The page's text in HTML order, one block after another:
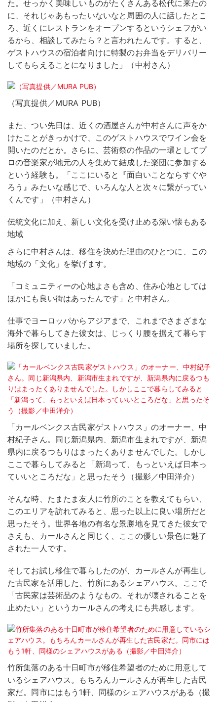
た。せっかく美味しいものがたくさんある松代に来たの
に、それじゃあもったいないなと周囲の人に話したとこ
ろ、近くにレストランをオープンするというシェフがい
るから、相談してみたら？と言われたんです。すると、
ゲストハウスの宿泊者向けに特製のお弁当をデリバリー
してもらえることになりました」（中村さん）
（写真提供／MURA PUB）
また、つい先日は、近くの酒屋さんが中村さんに声をか
けたことがきっかけで、このゲストハウスでワイン会を
開いたのだとか。さらに、芸術祭の作品の一環としてプ
ロの音楽家が地元の人を集めて結成した楽団に参加する
という経験も。「ここにいると『面白いことならすぐや
ろう』みたいな感じで、いろんな人と次々に繋がってい
くんです」（中村さん）
伝統文化に加え、新しい文化を受け止める深い懐もある
地域
さらに中村さんは、移住を決めた理由のひとつに、この
地域の「文化」を挙げます。
「コミュニティーの心地よさも含め、住み心地としては
ほかにも良い街はあったんです」と中村さん。
仕事でヨーロッパからアジアまで、これまでさまざまな
海外で暮らしてきた彼女は、じっくり腰を据えて暮らす
場所を探していました。
「カールベンクス古民家ゲストハウス」のオーナー、中
村紀子さん。同じ新潟県内、新潟市生まれですが、新潟
県内に戻るつもりはまったくありませんでした。しかし
ここで暮らしてみると「新潟って、もっといえば日本っ
ていいところだな」と思ったそう（撮影／中田洋介）
そんな時、たまたま友人に竹所のことを教えてもらい、
このエリアを訪れてみると、思った以上に良い場所だと
思ったそう。世界各地の有名な景勝地を見てきた彼女で
さえも、カールさんと同じく、ここの優しい景色に魅了
された一人です。
そしてお試し移住で暮らしたのが、カールさんが再生し
た古民家を活用した、竹所にあるシェアハウス。ここで
「古民家は芸術品のようなもの。それが壊されることを
止めたい」というカールさんの考えにも共感します。
竹所集落のある十日町市が移住希望者のために用意して
いるシェアハウス。もちろんカールさんが再生した古民
家だ。同市にはもう1軒、同様のシェアハウスがある（撮